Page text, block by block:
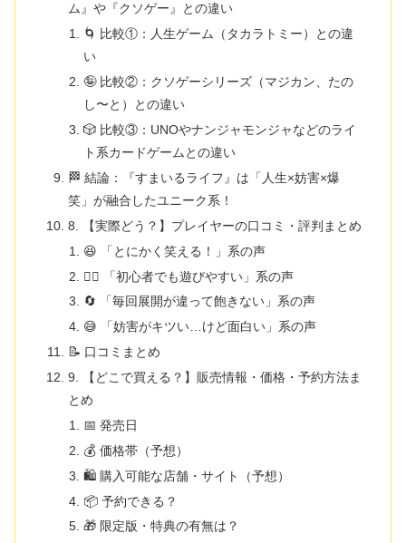
ム』や『クソゲー』との違い
🌀 比較①：人生ゲーム（タカラトミー）との違
い
🤪 比較②：クソゲーシリーズ（マジカン、たの
し〜と）との違い
🎲 比較③：UNOやナンジャモンジャなどのライ
ト系カードゲームとの違い
🏁 結論：『すまいるライフ』は「人生×妨害×爆
笑」が融合したユニーク系！
8. 【実際どう？】プレイヤーの口コミ・評判まとめ
😆 「とにかく笑える！」系の声
🙋‍♂️ 「初心者でも遊びやすい」系の声
🔄 「毎回展開が違って飽きない」系の声
😅 「妨害がキツい…けど面白い」系の声
📝 口コミまとめ
9. 【どこで買える？】販売情報・価格・予約方法ま
とめ
📅 発売日
💰 価格帯（予想）
🛍️ 購入可能な店舗・サイト（予想）
📦 予約できる？
🎁 限定版・特典の有無は？